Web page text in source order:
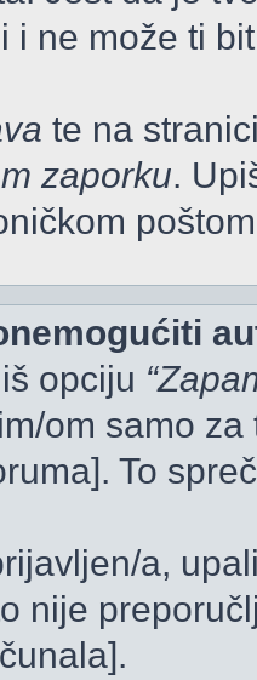
i ne može ti
te na
zaporku.
opciju
om samo
To
a,
nije